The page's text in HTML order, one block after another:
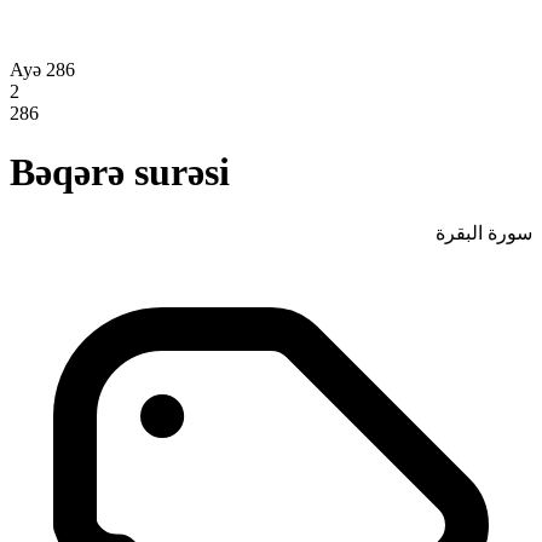
Ayə 286
2
286
Bəqərə surəsi
سورة البقرة